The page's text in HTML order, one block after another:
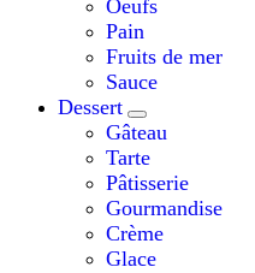
Oeufs
Pain
Fruits de mer
Sauce
Dessert
Gâteau
Tarte
Pâtisserie
Gourmandise
Crème
Glace